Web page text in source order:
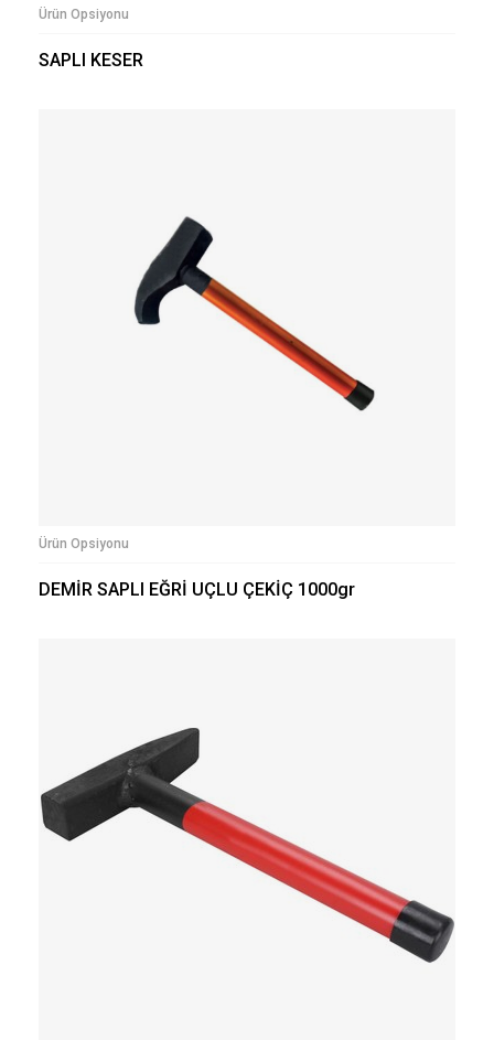
Ürün Opsiyonu
SAPLI KESER
Ürün Opsiyonu
DEMİR SAPLI EĞRİ UÇLU ÇEKİÇ 1000gr